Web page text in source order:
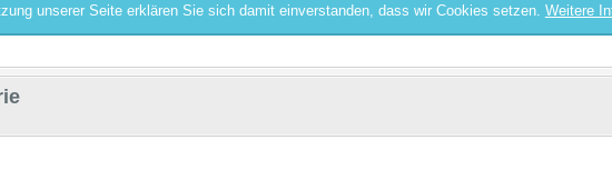
unserer Seite erklären Sie sich damit einverstanden, dass wir Cookies setzen. Weitere